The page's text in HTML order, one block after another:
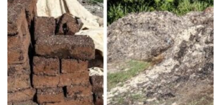
Tags: Marybel Villegas Morena
Quintana Roo
senadora